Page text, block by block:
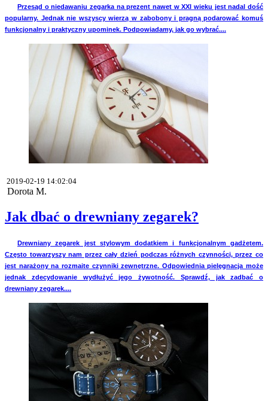
Przesąd o niedawaniu zegarka na prezent nawet w XXI wieku jest nadal dość
popularny. Jednak nie wszyscy wierzą w zabobony i pragną podarować komuś
funkcjonalny i praktyczny upominek. Podpowiadamy, jak go wybrać....
2019-02-19 14:02:04
Dorota M.
Jak dbać o drewniany zegarek?
Drewniany zegarek jest stylowym dodatkiem i funkcjonalnym gadżetem.
Często towarzyszy nam przez cały dzień podczas różnych czynności, przez co
jest narażony na rozmaite czynniki zewnętrzne. Odpowiednia pielęgnacja może
jednak zdecydowanie wydłużyć jego żywotność. Sprawdź, jak zadbać o
drewniany zegarek....